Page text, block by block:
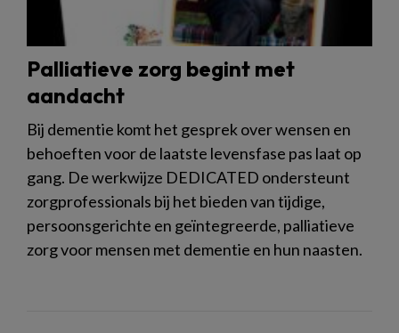
Palliatieve zorg begint met
aandacht
Bij dementie komt het gesprek over wensen en
behoeften voor de laatste levensfase pas laat op
gang. De werkwijze DEDICATED ondersteunt
zorgprofessionals bij het bieden van tijdige,
persoonsgerichte en geïntegreerde, palliatieve
zorg voor mensen met dementie en hun naasten.